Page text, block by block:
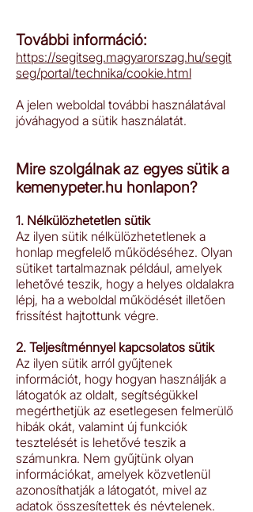
További információ:
https://segitseg.magyarorszag.hu/segit
seg/portal/technika/cookie.html
A jelen weboldal további használatával
jóváhagyod a sütik használatát.
Mire szolgálnak az egyes sütik a
kemenypeter.hu honlapon?
1. Nélkülözhetetlen sütik
Az ilyen sütik nélkülözhetetlenek a
honlap megfelelő működéséhez. Olyan
sütiket tartalmaznak például, amelyek
lehetővé teszik, hogy a helyes oldalakra
lépj, ha a weboldal működését illetően
frissítést hajtottunk végre.
2. Teljesítménnyel kapcsolatos sütik
Az ilyen sütik arról gyűjtenek
információt, hogy hogyan használják a
látogatók az oldalt, segítségükkel
megérthetjük az esetlegesen felmerülő
hibák okát, valamint új funkciók
tesztelését is lehetővé teszik a
számunkra. Nem gyűjtünk olyan
információkat, amelyek közvetlenül
azonosíthatják a látogatót, mivel az
adatok összesítettek és névtelenek.